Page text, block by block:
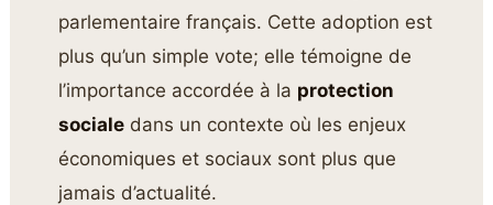
parlementaire français. Cette adoption est
plus qu’un simple vote; elle témoigne de
l’importance accordée à la protection
sociale dans un contexte où les enjeux
économiques et sociaux sont plus que
jamais d’actualité.